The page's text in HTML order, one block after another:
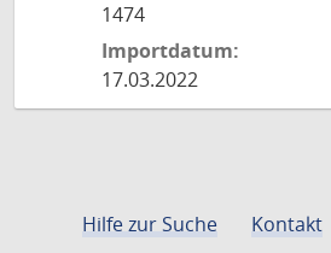
1474
Importdatum:
17.03.2022
Hilfe zur Suche Kontakt